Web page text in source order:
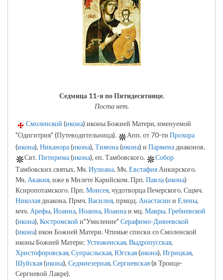
Седмица 11-я по Пятидесятнице.
Поста нет.
Смоленской (икона) иконы Божией Матери, именуемой
"Одигитрия" (Путеводительница).
Апп. от 70-ти Прохора
(икона), Никанора(икона), Тимона(икона) и Пармена диаконов.
Свт.Питирима(икона), еп. Тамбовского.
Собор
Тамбовских святых. Мч.Иулиана. Мч.Евстафия Анкирского.
Мч. Акакия, иже в Милете Карийском. Прп.Павла(икона)
Ксиропотамского. Прп.Моисея, чудотворца Печерского. Сщмч.
Николая диакона. Прмч.Василия, прмцц. Анастасии и Елены,
мчч. Арефы, Иоанна, Иоанна, Иоаннаи мц.Мавры.Гребневской
(икона), Костромской и"Умиление" Серафимо-Дивеевской
(икона) икон Божией Матери. Чтимые списки со Смоленской
иконы Божией Матери: Устюженская, Выдропусская,
Христофоровская, Супрасльская, Югская(икона), Игрицкая,
Шуйская(икона), Седмиезерная, Сергиевская(в Троице-
Сергиевой Лавре).